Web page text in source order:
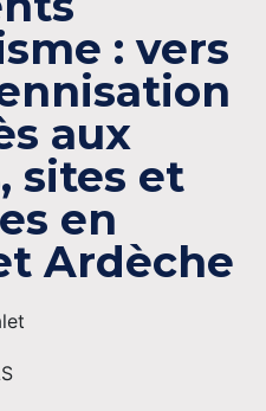
: vers
aux
sites et
en
Ardèche